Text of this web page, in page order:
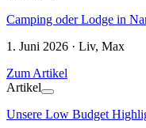
Camping oder Lodge in
1. Juni 2026 · Liv, Max
Zum Artikel
Artikel
Unsere Low Budget